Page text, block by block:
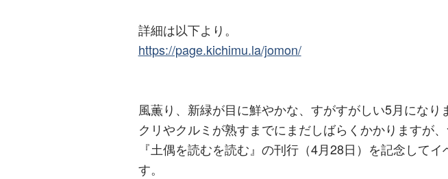
詳細は以下より。
https://page.kichimu.la/jomon/
風薫り、新緑が目に鮮やかな、すがすがしい5月になり
クリやクルミが熟すまでにまだしばらくかかりますが
『土偶を読むを読む』の刊行（4月28日）を記念してイ
す。